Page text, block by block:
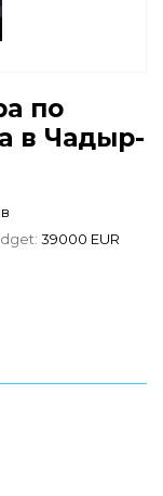
по
в Чадыр-
39000 EUR